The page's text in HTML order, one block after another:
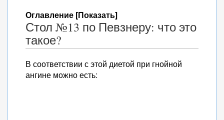
Оглавление [Показать]
Стол №13 по Певзнеру: что это
такое?
В соответствии с этой диетой при гнойной
ангине можно есть: